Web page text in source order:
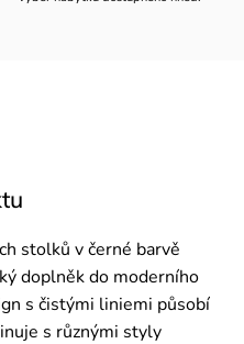
stolků v černé barvě
doplněk do moderního
s čistými liniemi působí
s různými styly